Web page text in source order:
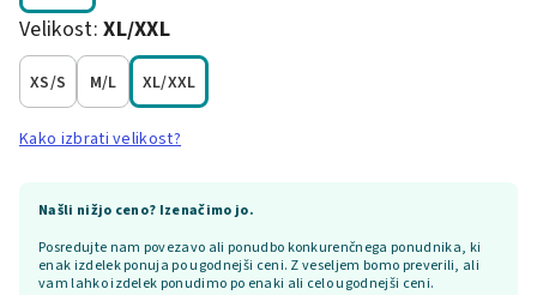
Velikost:XL/XXL
XS/S M/L XL/XXL
Kako izbrati velikost?
Našli nižjo ceno? Izenačimo jo.
Posredujte nam povezavo ali ponudbo konkurenčnega ponudnika, ki
enak izdelek ponuja po ugodnejši ceni. Z veseljem bomo preverili, ali
vam lahko izdelek ponudimo po enaki ali celo ugodnejši ceni.